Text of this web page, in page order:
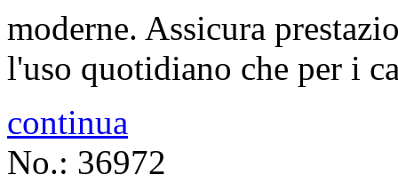
moderne. Assicura
l'uso quotidiano che per i
continua
No.: 36972